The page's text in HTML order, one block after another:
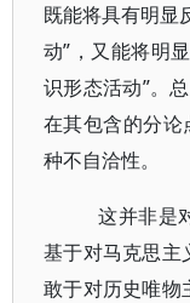
既能将具有明显
动”，又能将明
识形态活动”。
在其包含的分论
种不自洽性。
这并非是
基于对马克思主
敢于对历史唯物